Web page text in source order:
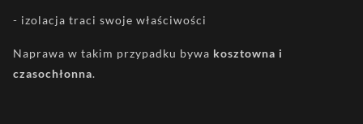
- izolacja traci swoje właściwości
Naprawa w takim przypadku bywa kosztowna i
czasochłonna.